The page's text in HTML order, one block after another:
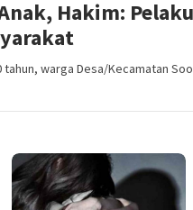
Hakim:
tahun, warga Desa/Kecamatan